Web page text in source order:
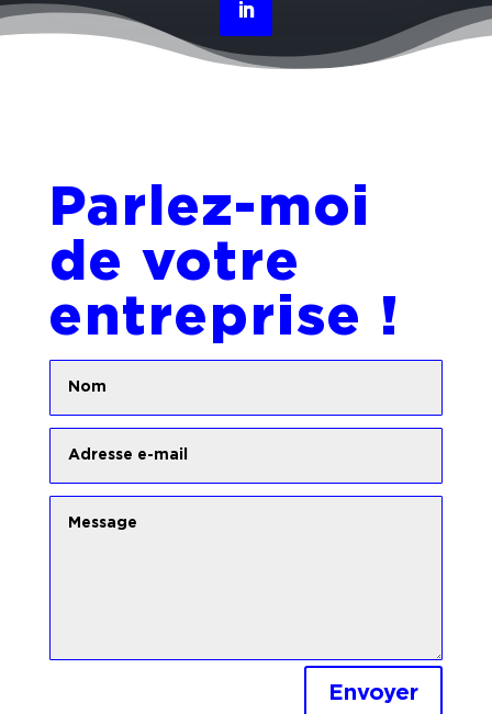
Parlez-moi
de votre
entreprise !
Envoyer